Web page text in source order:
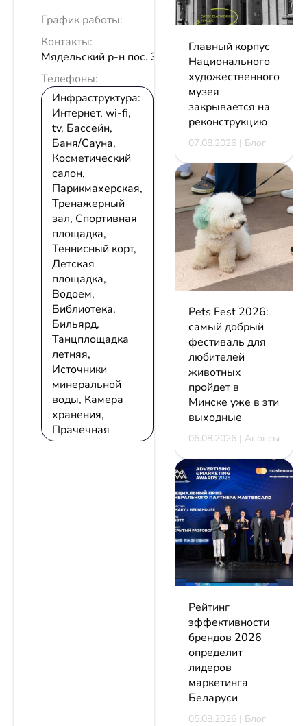
График работы:
Контакты:
Мядельский р-н пос. Зубреневка
Телефоны:
Инфраструктура:
Интернет, wi-fi,
tv, Бассейн,
Баня/Сауна,
Косметический
салон,
Парикмахерская,
Тренажерный
зал, Спортивная
площадка,
Теннисный корт,
Детская
площадка,
Водоем,
Библиотека,
Бильярд,
Танцплощадка
летняя,
Источники
минеральной
воды, Камера
хранения,
Прачечная
Главный корпус
Национального
художественного
музея
закрывается на
реконструкцию
07.08.2026 | Блог
Pets Fest 2026:
самый добрый
фестиваль для
любителей
животных
пройдет в
Минске уже в эти
выходные
06.08.2026 | Анонсы
Рейтинг
эффективности
брендов 2026
определит
лидеров
маркетинга
Беларуси
05.08.2026 | Блог